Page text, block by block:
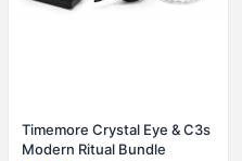
Timemore Crystal Eye & C3s
Modern Ritual Bundle